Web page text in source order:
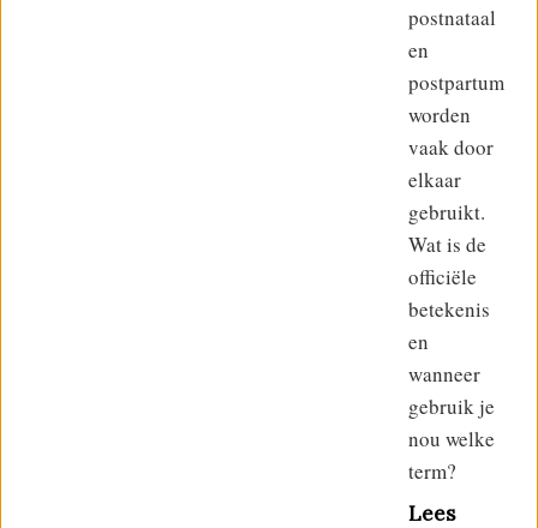
postnataal
en
postpartum
worden
vaak door
elkaar
gebruikt.
Wat is de
officiële
betekenis
en
wanneer
gebruik je
nou welke
term?
Lees